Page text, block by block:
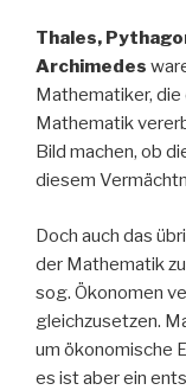
Thales,
Archimedes
Mathematiker,
Mathematik
Bild machen, ob
diesem
Doch auch das
der Mathematik
sog. Ökonomen
gleichzusetzen.
um ökonomische
es ist aber ein